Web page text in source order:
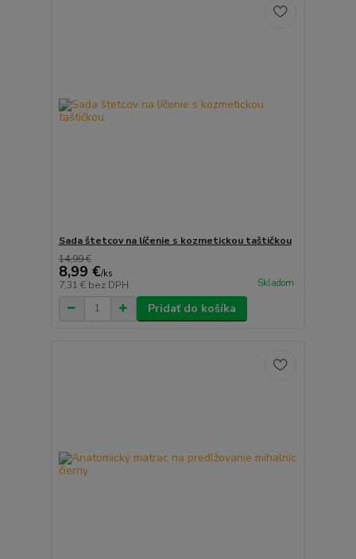
Sada štetcov na líčenie s kozmetickou taštičkou
14,99 €
8,99 €/ks
7,31 € bez DPH Skladom
Pridať do košíka